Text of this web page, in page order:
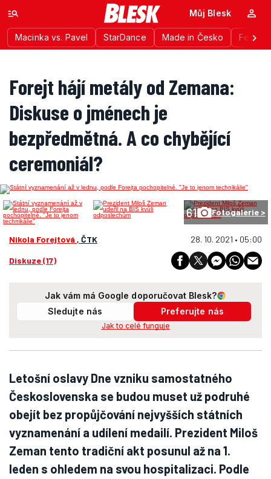
Macinka vs. Pavel StarDance Made in Česko
Můj Blesk
Forejt hájí metály od Zemana:
Diskuse o jménech je
bezpředmětná. A co chybějící
ceremoniál?
61 Fotogalerie >
Nikola Forejtová , ČTK 28. 10. 2021 • 05:00
Diskuze (17)
Jak vám má Google doporučovat Blesk?
Sledujte nás
Preferujte nás
Jak to celé funguje
Letošní oslavy Dne vzniku samostatného
Československa se budou muset už podruhé
obejít bez propůjčování nejvyšších státních
vyznamenání a udílení medailí. Prezident Miloš
Zeman tento tradiční akt posunul až na 1.
leden s ohledem na svou hospitalizaci. Podle